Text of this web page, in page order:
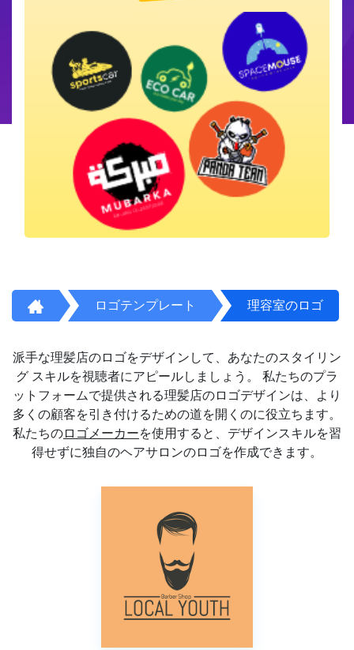
ロゴテンプレート 理容室のロゴ
派手な理髪店のロゴをデザインして、あなたのスタイリン
グ スキルを視聴者にアピールしましょう。 私たちのプラ
ットフォームで提供される理髪店のロゴデザインは、より
多くの顧客を引き付けるための道を開くのに役立ちます。
私たちのロゴメーカーを使用すると、デザインスキルを習
得せずに独自のヘアサロンのロゴを作成できます。